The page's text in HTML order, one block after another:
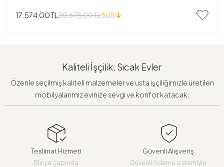
17.574,00 TL 20.675,00 TL%15
Kaliteli İşçilik, Sıcak Evler
Özenle seçilmiş kaliteli malzemeler ve usta işçiliğimizle üretilen
mobilyalarımız evinize sevgi ve konfor katacak.
Teslimat Hizmeti
Dünya çapında
Güvenli Alışveriş
Güvenli ödeme sistemiyle